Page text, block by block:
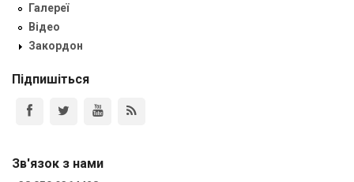
Галереї
Відео
Закордон
Підпишіться
Зв'язок з нами